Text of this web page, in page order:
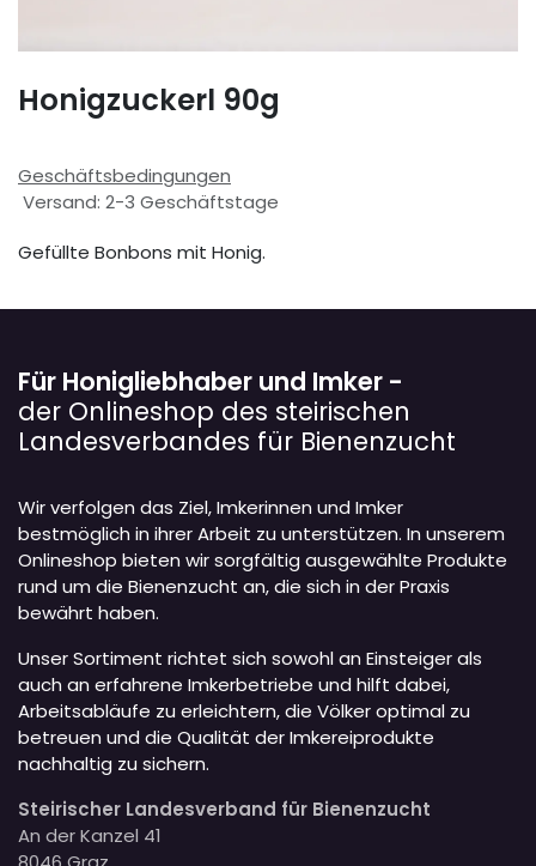
Honigzuckerl 90g
Geschäftsbedingungen
Versand: 2-3 Geschäftstage
Gefüllte Bonbons mit Honig.
Für Honigliebhaber und Imker -
der Onlineshop des steirischen
Landesverbandes für Bienenzucht
Wir verfolgen das Ziel, Imkerinnen und Imker
bestmöglich in ihrer Arbeit zu unterstützen. In unserem
Onlineshop bieten wir sorgfältig ausgewählte Produkte
rund um die Bienenzucht an, die sich in der Praxis
bewährt haben.
Unser Sortiment richtet sich sowohl an Einsteiger als
auch an erfahrene Imkerbetriebe und hilft dabei,
Arbeitsabläufe zu erleichtern, die Völker optimal zu
betreuen und die Qualität der Imkereiprodukte
nachhaltig zu sichern.
Steirischer Landesverband für Bienenzucht
An der Kanzel 41